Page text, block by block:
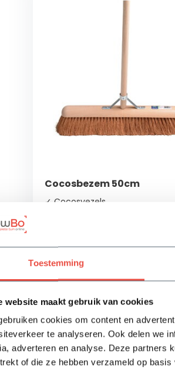
Toestemming
website maakt gebruik van cookies
cookies om content en
te analyseren. Ook delen we
adverteren en analyse. Deze partners
of die ze hebben verzameld op
Cocosbezem 50cm
✓ Cocosvezels
Op voorraad